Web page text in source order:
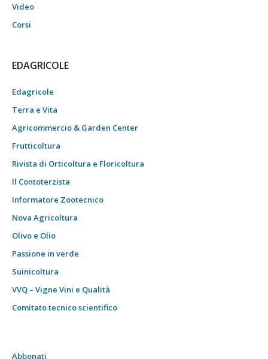
Video
Corsi
EDAGRICOLE
Edagricole
Terra e Vita
Agricommercio & Garden Center
Frutticoltura
Rivista di Orticoltura e Floricoltura
Il Contoterzista
Informatore Zootecnico
Nova Agricoltura
Olivo e Olio
Passione in verde
Suinicoltura
VVQ – Vigne Vini e Qualità
Comitato tecnico scientifico
Abbonati